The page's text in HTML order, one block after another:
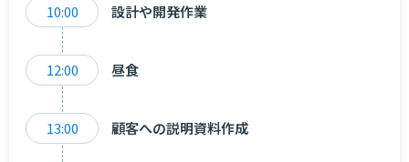
10:00 設計や開発作業
12:00 昼食
13:00 顧客への説明資料作成